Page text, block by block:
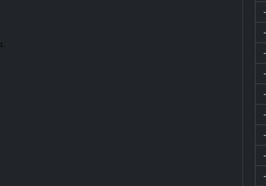
-
-
-
-
-
-
-
-
-